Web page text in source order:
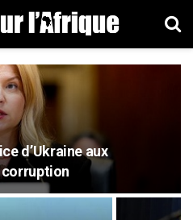
d’Ukraine aux
corruption